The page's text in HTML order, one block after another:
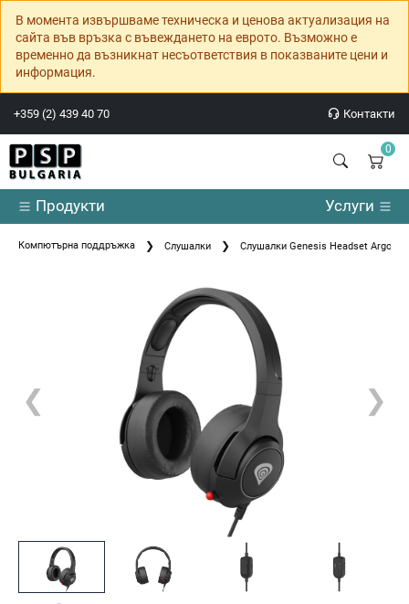
В момента извършваме техническа и ценова актуализация на
сайта във връзка с въвеждането на еврото. Възможно е
временно да възникнат несъответствия в показваните цени и
информация.
+359 (2) 439 40 70 Контакти
0
Продукти Услуги
Компютърна поддръжка Слушалки Слушалки Genesis Headset Argon
❮ ❯